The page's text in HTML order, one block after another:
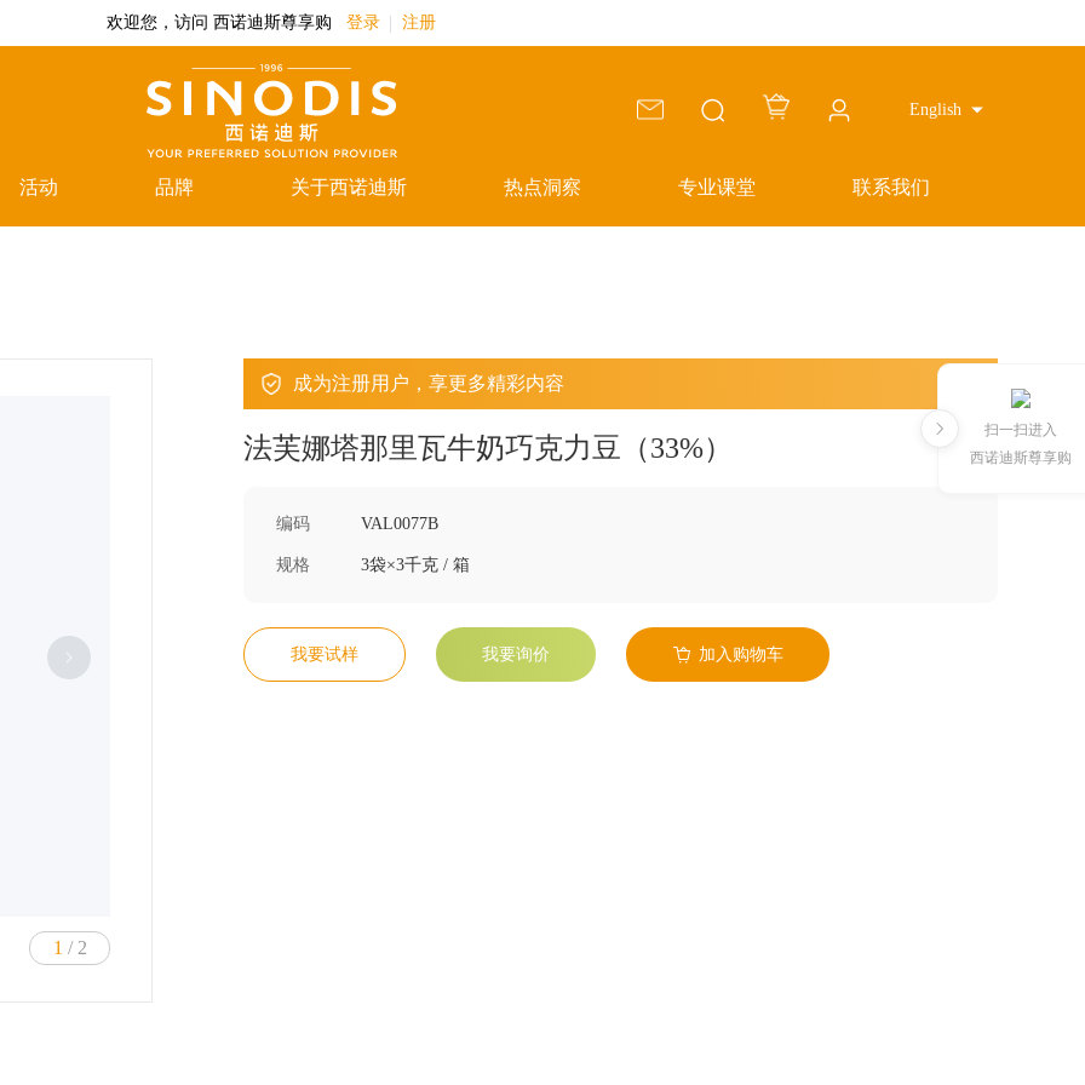
欢迎您，访问 西诺迪斯尊享购 登录 注册
English
活动 品牌 关于西诺迪斯 热点洞察 专业课堂 联系我们
扫一扫进入
西诺迪斯尊享购
加载失败
1 / 2
成为注册用户，享更多精彩内容
法芙娜塔那里瓦牛奶巧克力豆（33%）
编码 VAL0077B
规格 3袋×3千克 / 箱
我要试样 我要询价 加入购物车